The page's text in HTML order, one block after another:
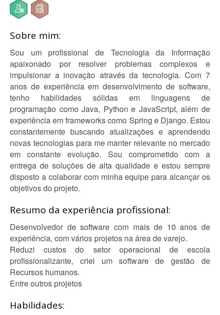
Sobre mim:
Sou um profissional de Tecnologia da Informação
apaixonado por resolver problemas complexos e
impulsionar a inovação através da tecnologia. Com 7
anos de experiência em desenvolvimento de software,
tenho habilidades sólidas em linguagens de
programação como Java, Python e JavaScript, além de
experiência em frameworks como Spring e Django. Estou
constantemente buscando atualizações e aprendendo
novas tecnologias para me manter relevante no mercado
em constante evolução. Sou comprometido com a
entrega de soluções de alta qualidade e estou sempre
disposto a colaborar com minha equipe para alcançar os
objetivos do projeto.
Resumo da experiência profissional:
Desenvolvedor de software com mais de 10 anos de
experiência, com vários projetos na área de varejo.
Reduzi custos do setor operacional de escola
profissionalizante, criei um software de gestão de
Recursos humanos.
Entre outros projetos
Habilidades: